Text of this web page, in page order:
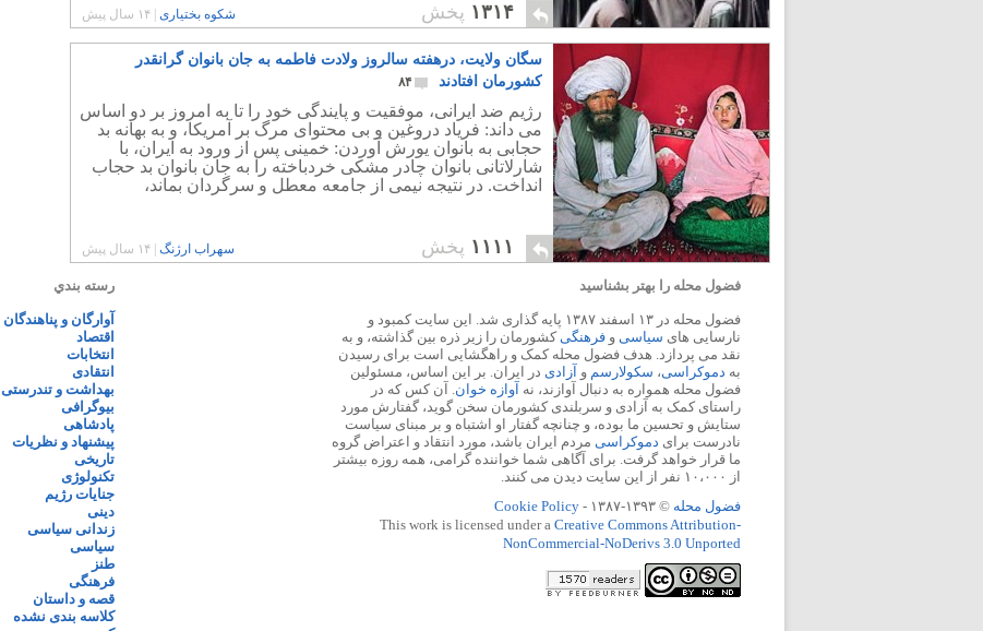
۱۳۱۴ پخش شکوه بختیاری ۱۴ سال پیش
سگان ولایت، درهفته سالروز ولادت فاطمه به جان بانوان گرانقدر
کشورمان افتادند
۸۴
رژیم ضد ایرانی، موفقیت و پایندگی خود را تا به امروز بر دو اساس
می داند: فریاد دروغین و بی محتوای مرگ بر آمریکا، و به بهانه بد
حجابی به بانوان یورش آوردن: خمینی پس از ورود به ایران، با
شارلاتانی بانوان چادر مشکی خردباخته را به جان بانوان بد حجاب
انداخت. در نتیجه نیمی از جامعه معطل و سرگردان بماند،
۱۱۱۱ پخش سهراب ارژنگ ۱۴ سال پیش
فضول محله را بهتر بشناسید
فضول محله در ۱۳ اسفند ۱۳۸۷ پایه گذاری شد. این سایت کمبود و
نارسایی های سیاسی و فرهنگیکشورمان را زیر ذره بین گذاشته، و به
نقد می پردازد. هدف فضول محله کمک و راهگشایی است برای رسیدن
به دموکراسی، سکولارسم و آزادی در ایران. بر این اساس، مسئولین
فضول محله همواره به دنبال آوازند، نه آوازه خوان. آن کس که در
راستای کمک به آزادی و سربلندی کشورمان سخن گوید، گفتارش مورد
ستایش و تحسین ما بوده، و چنانچه گفتار او اشتباه و بر مبنای سیاست
نادرست برای دموکراسی مردم ایران باشد، مورد انتقاد و اعتراض گروه
ما قرار خواهد گرفت. برای آگاهی شما خواننده گرامی، همه روزه بیشتر
از ۱۰،۰۰۰ نفر از این سایت دیدن می کنند.
فضول محله © ۱۳۹۳-۱۳۸۷ -
Cookie Policy
This work is licensed under a Creative Commons Attribution-
NonCommercial-NoDerivs 3.0 Unported
رسته بندي
آوارگان و پناهندگان
اقتصاد
انتخابات
انتقادی
بهداشت و تندرستی
بیوگرافی
پادشاهی
پیشنهاد و نظریات
تاریخی
تکنولوژی
جنایات رژیم
دینی
زندانی سیاسی
سیاسی
طنز
فرهنگی
قصه و داستان
کلاسه بندی نشده